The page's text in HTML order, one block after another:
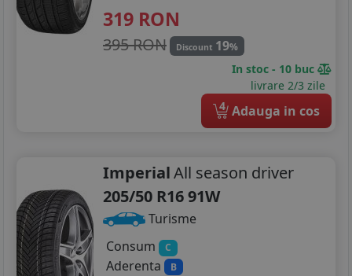
319 RON
395 RON Discount 19%
In stoc - 10 buc
livrare 2/3 zile
4 Adauga in cos
ImperialAll season driver
205/50 R16 91W
Turisme
Consum
C
Aderenta B